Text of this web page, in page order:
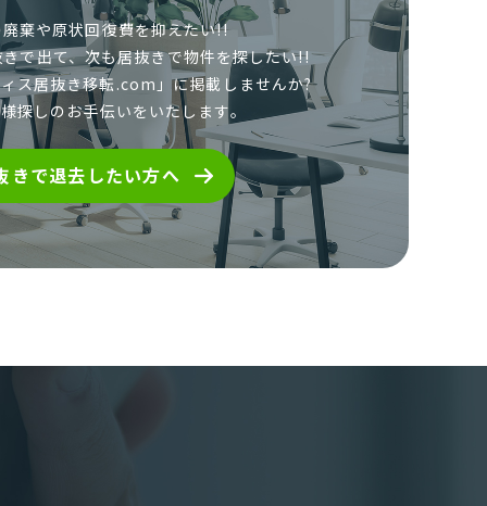
棄や原状回復費を抑えたい!!
で出て、次も居抜きで物件を探したい!!
ス居抜き移転.com」に掲載しませんか?
探しのお手伝いをいたします。
きで退去したい方へ